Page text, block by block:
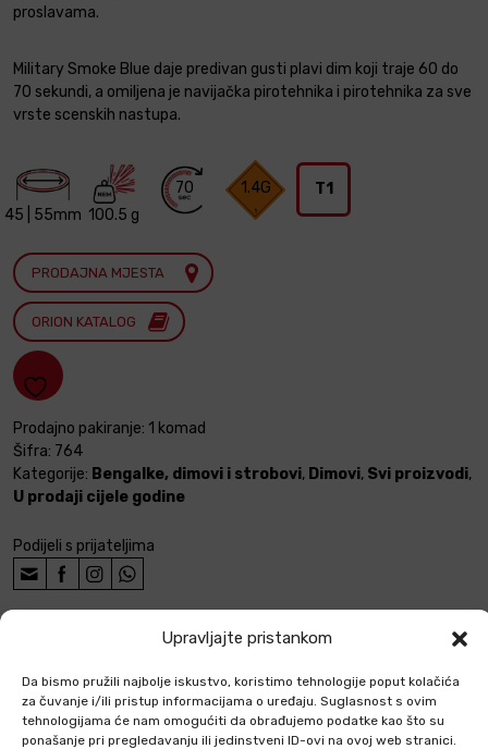
Upravljajte pristankom
Da bismo pružili najbolje iskustvo, koristimo tehnologije poput kolačića
za čuvanje i/ili pristup informacijama o uređaju. Suglasnost s ovim
tehnologijama će nam omogućiti da obrađujemo podatke kao što su
ponašanje pri pregledavanju ili jedinstveni ID-ovi na ovoj web stranici.
proslavama.
Military Smoke Blue daje predivan gusti plavi dim koji traje 60 do
70 sekundi, a omiljena je navijačka pirotehnika i pirotehnika za sve
vrste scenskih nastupa.
45 | 55mm 100.5 g
70 1.4G T1
PRODAJNA MJESTA
ORION KATALOG
Prodajno pakiranje: 1 komad
Šifra: 764
Kategorije: Bengalke, dimovi i strobovi, Dimovi, Svi proizvodi,
U prodaji cijele godine
Podijeli s prijateljima
ČESTA PITANJA
KOMENTARI O PROIZVODU